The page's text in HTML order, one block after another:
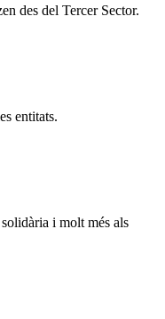
des del Tercer Sector.
entitats.
i molt més als